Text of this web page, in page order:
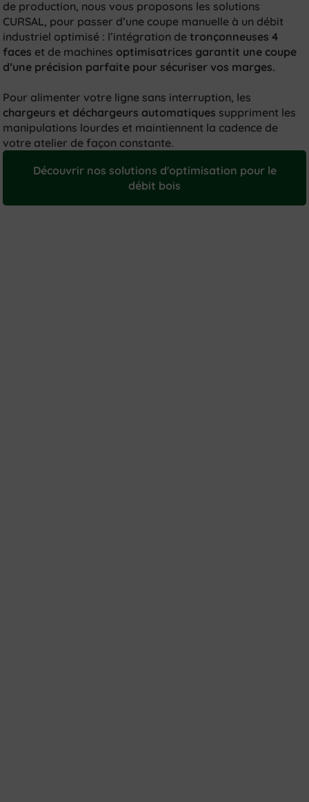
de production, nous vous proposons les solutions
CURSAL, pour passer d’une coupe manuelle à un débit
industriel optimisé : l’intégration detronçonneuses 4
faces et de machines optimisatrices garantit une coupe
d’une précision parfaite pour sécuriser vos marges.
Pour alimenter votre ligne sans interruption, les
chargeurs et déchargeurs automatiques suppriment les
manipulations lourdes et maintiennent la cadence de
votre atelier de façon constante.
Découvrir nos solutions d'optimisation pour le
débit bois